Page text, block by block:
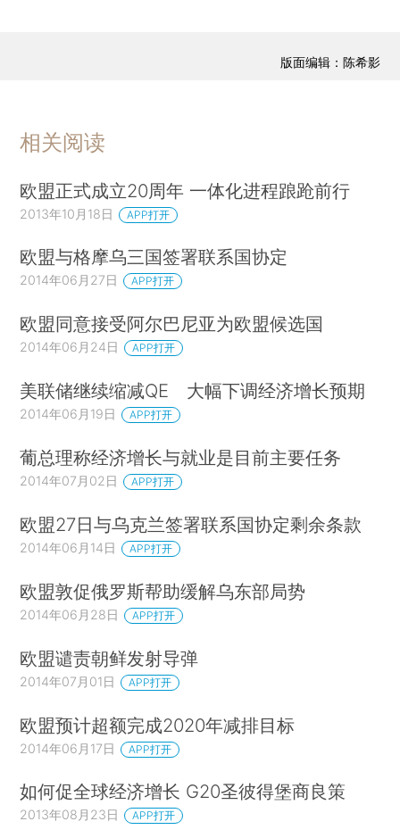
版面编辑：陈希影
相关阅读
欧盟正式成立20周年 一体化进程踉跄前行
2013年10月18日 APP打开
欧盟与格摩乌三国签署联系国协定
2014年06月27日 APP打开
欧盟同意接受阿尔巴尼亚为欧盟候选国
2014年06月24日 APP打开
美联储继续缩减QE 大幅下调经济增长预期
2014年06月19日 APP打开
葡总理称经济增长与就业是目前主要任务
2014年07月02日 APP打开
欧盟27日与乌克兰签署联系国协定剩余条款
2014年06月14日 APP打开
欧盟敦促俄罗斯帮助缓解乌东部局势
2014年06月28日 APP打开
欧盟谴责朝鲜发射导弹
2014年07月01日 APP打开
欧盟预计超额完成2020年减排目标
2014年06月17日 APP打开
如何促全球经济增长 G20圣彼得堡商良策
2013年08月23日 APP打开